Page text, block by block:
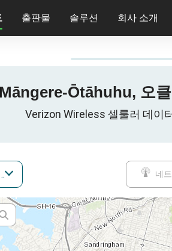
출판물 솔루션 회사 소개
Ōtāhuhu, 오
Verizon Wireless 셀룰러 데이
네